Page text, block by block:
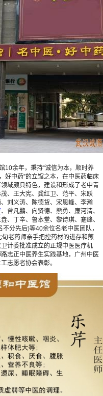
余年，秉持“诚信为本，顺时养
好中药”的立馆之本，在中医药临床
域颇具特色，建设和形成了老中青
、王大宪、龚红卫、范平、宋跃
刘义涛、陈德货、宋恩峰、李瀚
、曾凡鹏、向贤德、熊勇、廉河清、
、丁辛、鲁本堂、黎诗琪、蹇峰、
分先后)等40余位名老中医团队，
老药师亲手把控药材的进存和煎
计委批准成立的正规中医医疗机
志正中医养生实践基地，广州中医
志愿者协会表彰。